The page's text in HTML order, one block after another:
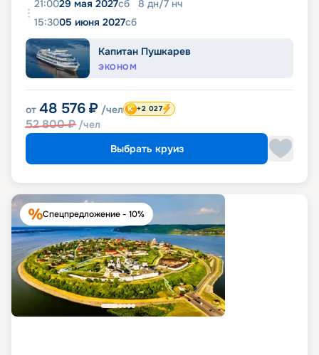
21:0029 мая 2027сб 8 дн/7 нч
15:3005 июня 2027сб
Капитан Пушкарев
ЭКОНОМ
от 48 576 ₽ /чел
52 800₽ /чел
+2 027
Выбрать круиз
Спецпредложение - 10%